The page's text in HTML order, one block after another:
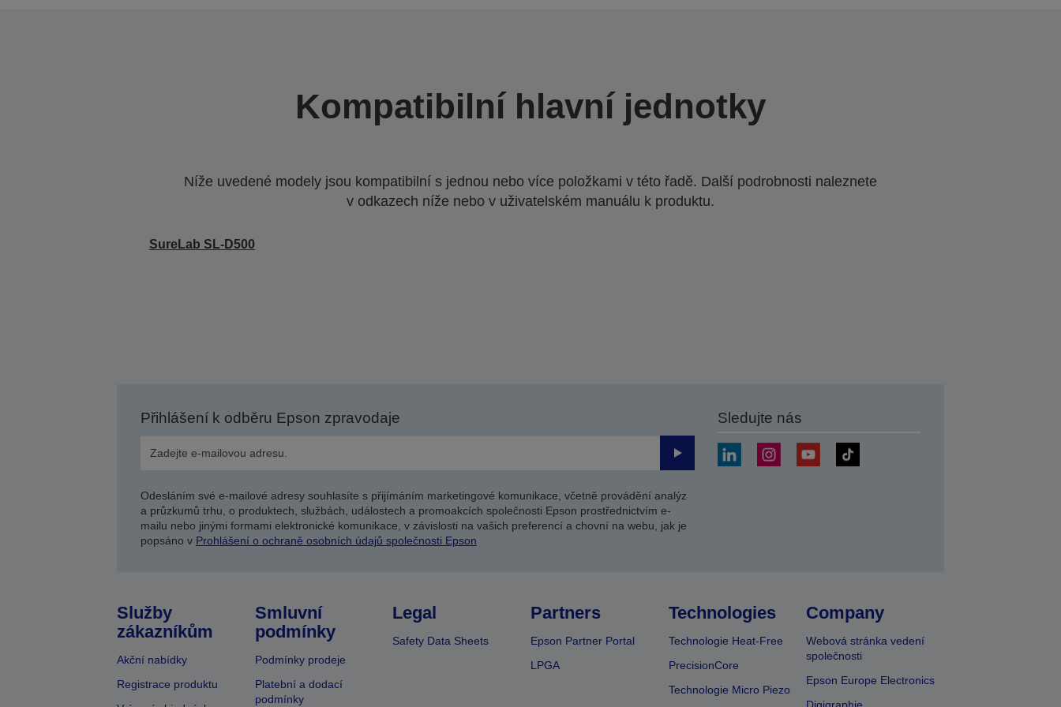
Kompatibilní hlavní jednotky
Níže uvedené modely jsou kompatibilní s jednou nebo více položkami v této řadě. Další podrobnosti naleznete
v odkazech níže nebo v uživatelském manuálu k produktu.
SureLab SL-D500
Přihlášení k odběru Epson zpravodaje
Odeslat
Odesláním své e-mailové adresy souhlasíte s přijímáním marketingové komunikace, včetně provádění analýz
a průzkumů trhu, o produktech, službách, událostech a promoakcích společnosti Epson prostřednictvím e-
mailu nebo jinými formami elektronické komunikace, v závislosti na vašich preferencí a chovní na webu, jak je
popsáno v Prohlášení o ochraně osobních údajů společnosti Epson
Sledujte nás
Služby
zákazníkům
Akční nabídky
Registrace produktu
Smluvní
podmínky
Podmínky prodeje
Platební a dodací
podmínky
Legal
Safety Data Sheets
Partners
Epson Partner Portal
LPGA
Technologies
Technologie Heat-Free
PrecisionCore
Technologie Micro Piezo
Company
Webová stránka vedení
společnosti
Epson Europe Electronics
Digigraphie